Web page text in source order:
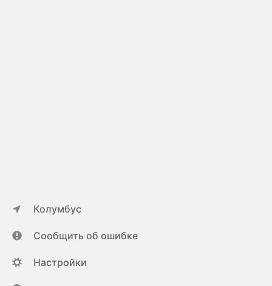
Колумбус
Сообщить об ошибке
Настройки